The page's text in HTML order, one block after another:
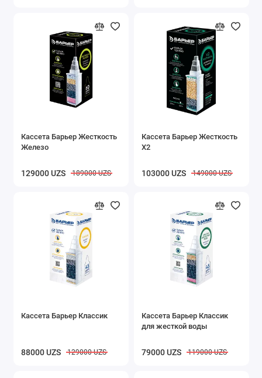
Кассета Барьер Жесткость
Железо
129000 UZS 189000 UZS
Кассета Барьер Жесткость
Х2
103000 UZS 149000 UZS
Кассета Барьер Классик
88000 UZS 129000 UZS
Кассета Барьер Классик
для жесткой воды
79000 UZS 119000 UZS